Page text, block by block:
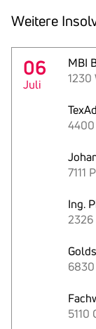
Weitere
06
Juli
MBI
1230
7111
Ing.
2326
5110